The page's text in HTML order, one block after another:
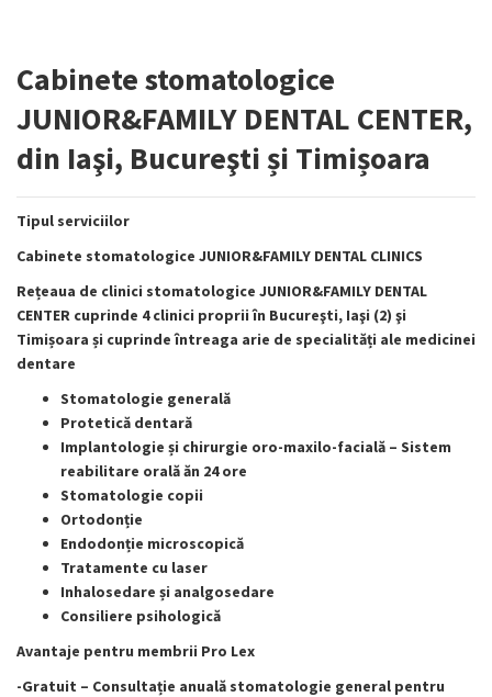
Cabinete stomatologice
JUNIOR&FAMILY DENTAL CENTER,
din Iaşi, Bucureşti și Timișoara
Tipul serviciilor
Cabinete stomatologice JUNIOR&FAMILY DENTAL CLINICS
Rețeaua de clinici stomatologice JUNIOR&FAMILY DENTAL
CENTER cuprinde 4 clinici proprii în Bucureşti, Iaşi (2) şi
Timișoara și cuprinde întreaga arie de specialități ale medicinei
dentare
Stomatologie generală
Protetică dentară
Implantologie și chirurgie oro-maxilo-facială – Sistem
reabilitare orală ăn 24 ore
Stomatologie copii
Ortodonție
Endodonție microscopică
Tratamente cu laser
Inhalosedare și analgosedare
Consiliere psihologică
Avantaje pentru membrii Pro Lex
-Gratuit – Consultație anuală stomatologie general pentru